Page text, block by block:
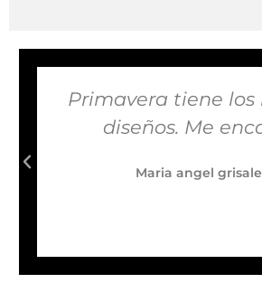
Primavera tiene los
diseños. Me
Maria angel